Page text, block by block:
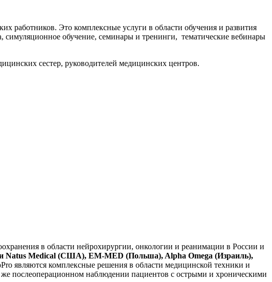
работников. Это комплексные услуги в области обучения и развития
обучение, семинары и тренинги, тематические вебинары
сестер, руководителей медицинских центров.
в области нейрохирургии, онкологии и реанимации в России и
Natus Medical (США), EM-MED (Польша), Alpha Omega (Израиль),
являются комплексные решения в области медицинской техники и
послеоперационном наблюдении пациентов с острыми и хроническими